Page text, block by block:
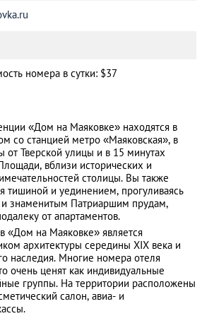
номера в сутки: $37
«Дом на Маяковке» находятся в
со станцией метро «Маяковская», в
от Тверской улицы и в 15 минутах
вблизи исторических и
столицы. Вы также
тишиной и уединением, прогуливаясь
и знаменитым Патриаршим прудам,
от апартаментов.
«Дом на Маяковке» является
архитектуры середины ХIХ века и
наследия. Многие номера отеля
очень ценят как индивидуальные
группы. На территории расположены
салон, авиа- и